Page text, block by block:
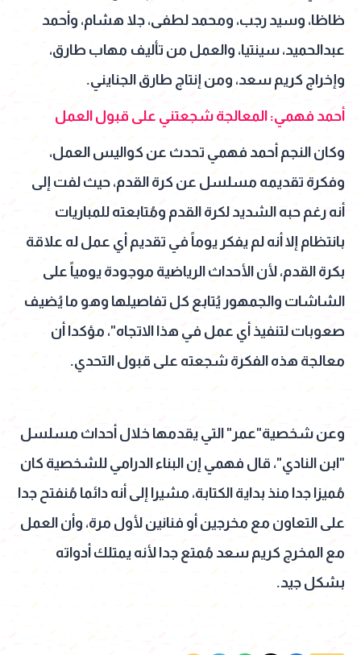
ظاظا، وسيد رجب، ومحمد لطفى، جلا هشام، وأحمد
عبدالحميد، سينتيا، والعمل من تأليف مهاب طارق،
وإخراج كريم سعد، ومن إنتاج طارق الجنايني.
أحمد فهمي: المعالجة شجعتني على قبول العمل
وكان النجم أحمد فهمي تحدث عن كواليس العمل،
وفكرة تقديمه مسلسل عن كرة القدم، حيث لفت إلى
أنه رغم حبه الشديد لكرة القدم ومُتابعته للمباريات
بانتظام إلا أنه لم يفكر يوماً في تقديم أي عمل له علاقة
بكرة القدم، لأن الأحداث الرياضية موجودة يومياً على
الشاشات والجمهور يُتابع كل تفاصيلها وهو ما يُضيف
صعوبات لتنفيذ أي عمل في هذا الاتجاه"، مؤكدا أن
معالجة هذه الفكرة شجعته على قبول التحدي.
وعن شخصية"عمر" التي يقدمها خلال أحداث مسلسل
"ابن النادي"، قال فهمي إن البناء الدرامي للشخصية كان
مُميزا جدا منذ بداية الكتابة، مشيرا إلى أنه دائما مُنفتح جدا
على التعاون مع مخرجين أو فنانين لأول مرة، وأن العمل
مع المخرج كريم سعد مُمتع جدا لأنه يمتلك أدواته
بشكل جيد.